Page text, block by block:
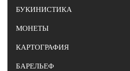
БУКИНИСТИКА
МОНЕТЫ
КАРТОГРАФИЯ
БАРЕЛЬЕФ